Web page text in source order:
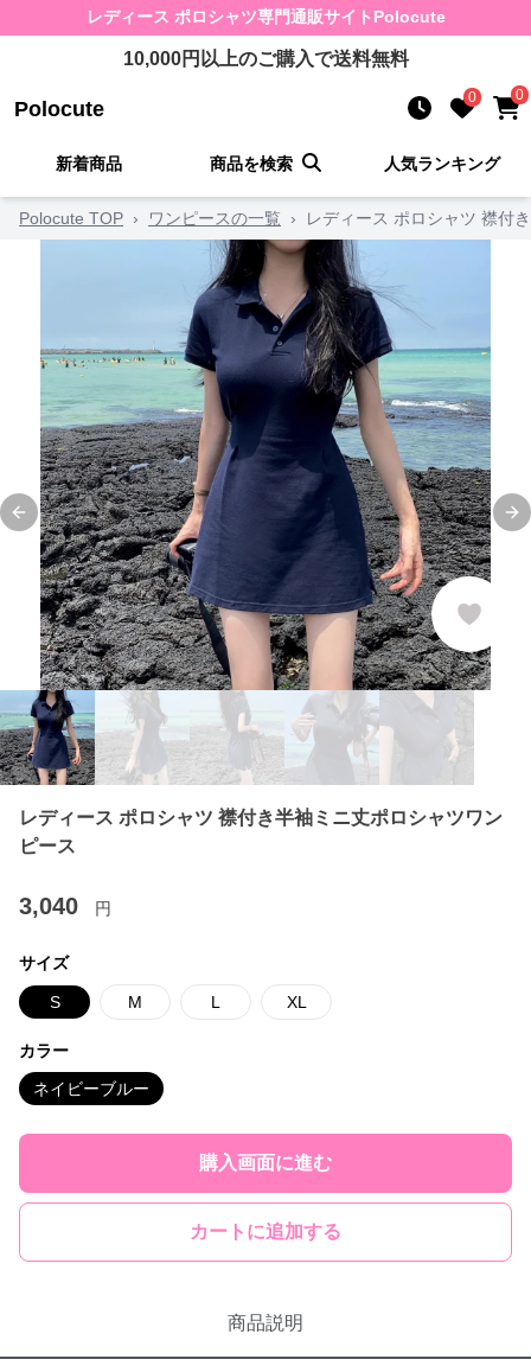
レディース ポロシャツ専門通販サイト Polocute
10,000円以上のご購入で送料無料
Polocute 0 0
新着商品 商品を検索 人気ランキング
Polocute TOP › ワンピースの一覧 › レディース ポロシャツ 襟付
Previous slide
レディース ポロシャツ 襟付き半袖ミニ丈ポロシャツワン
ピース
3,040 円
サイズ
S M L XL
カラー
ネイビーブルー
購入画面に進む
カートに追加する
商品説明